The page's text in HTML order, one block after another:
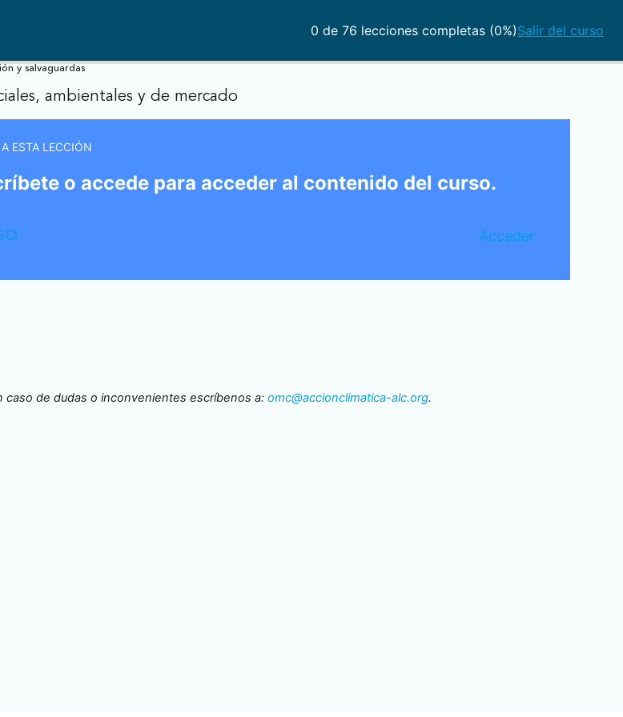
0 de 76 lecciones completas (0%)Salir del curso
y salvaguardas
ambientales y de mercado
ESTA LECCIÓN
o accede para acceder al contenido del curso.
Acceder
caso de dudas o inconvenientes escríbenos a: omc@accionclimatica-alc.org.